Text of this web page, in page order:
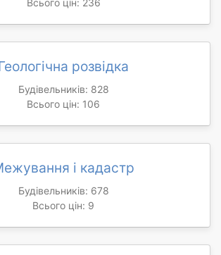
розвідка
Будівельників: 828
Всього цін: 106
і кадастр
Будівельників: 678
Всього цін: 9